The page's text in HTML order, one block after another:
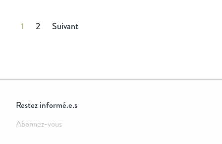
1 2 Suivant
Restez informé.e.s
Abonnez-vous